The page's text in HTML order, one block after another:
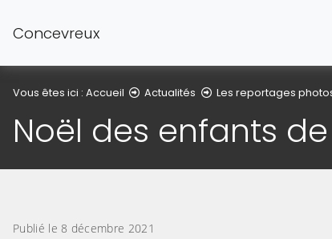
Concevreux
Vous êtes ici : Accueil Actualités Les reportages
Noël des enfants
Publié le 8 décembre 2021